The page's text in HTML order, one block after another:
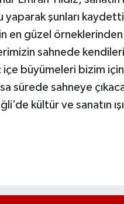
yaparak şunları
en güzel
sahnede
içe büyümeleri bizim
sürede sahneye
kültür ve sanatın